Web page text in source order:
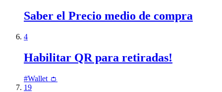
Saber el Precio medio de compra
4
Habilitar QR para retiradas!
#Wallet 👛
19